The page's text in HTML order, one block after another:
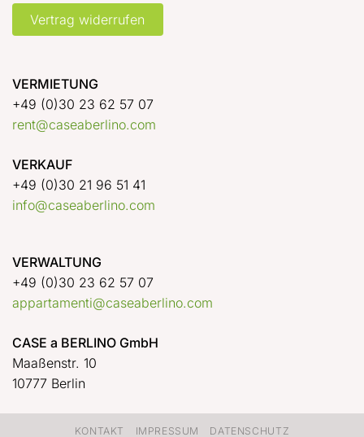
Vertrag widerrufen
VERMIETUNG
+49 (0)30 23 62 57 07
rent@caseaberlino.com
VERKAUF
+49 (0)30 21 96 51 41
info@caseaberlino.com
VERWALTUNG
+49 (0)30 23 62 57 07
appartamenti@caseaberlino.com
CASE a BERLINO GmbH
Maaßenstr. 10
10777 Berlin
KONTAKT IMPRESSUM DATENSCHUTZ